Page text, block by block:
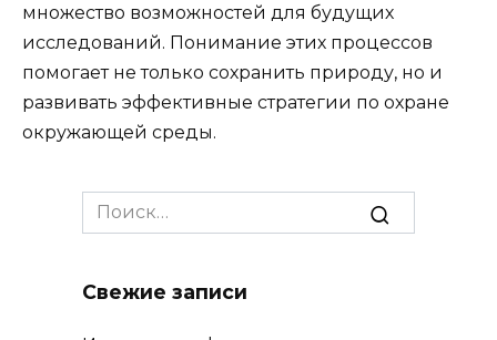
множество возможностей для будущих
исследований. Понимание этих процессов
помогает не только сохранить природу, но и
развивать эффективные стратегии по охране
окружающей среды.
Search
for:
Свежие записи